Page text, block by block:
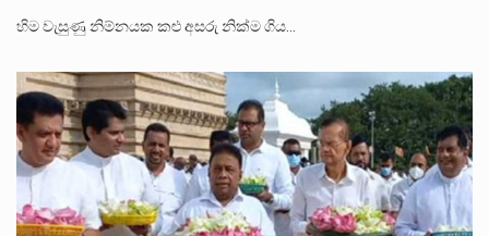
හිම වැසුණු නිම්නයක කළු අසරු නික්ම ගිය…